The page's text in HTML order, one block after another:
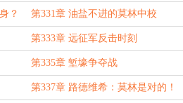
？ 第331章 油盐不进的莫林中校
第333章 远征军反击时刻
第335章 堑壕争夺战
第337章 路德维希：莫林是对的！